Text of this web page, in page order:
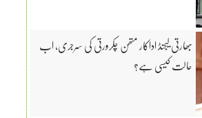
بھارتی لیجنڈ اداکار متھن چکرورتی کی سرجری، اب
حالت کیسی ہے؟